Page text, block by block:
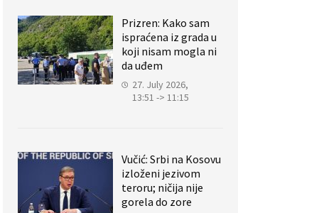
Prizren: Kako sam
ispraćena iz grada u
koji nisam mogla ni
da uđem
27. July 2026,
13:51 -> 11:15
Vučić: Srbi na Kosovu
izloženi jezivom
teroru; ničija nije
gorela do zore